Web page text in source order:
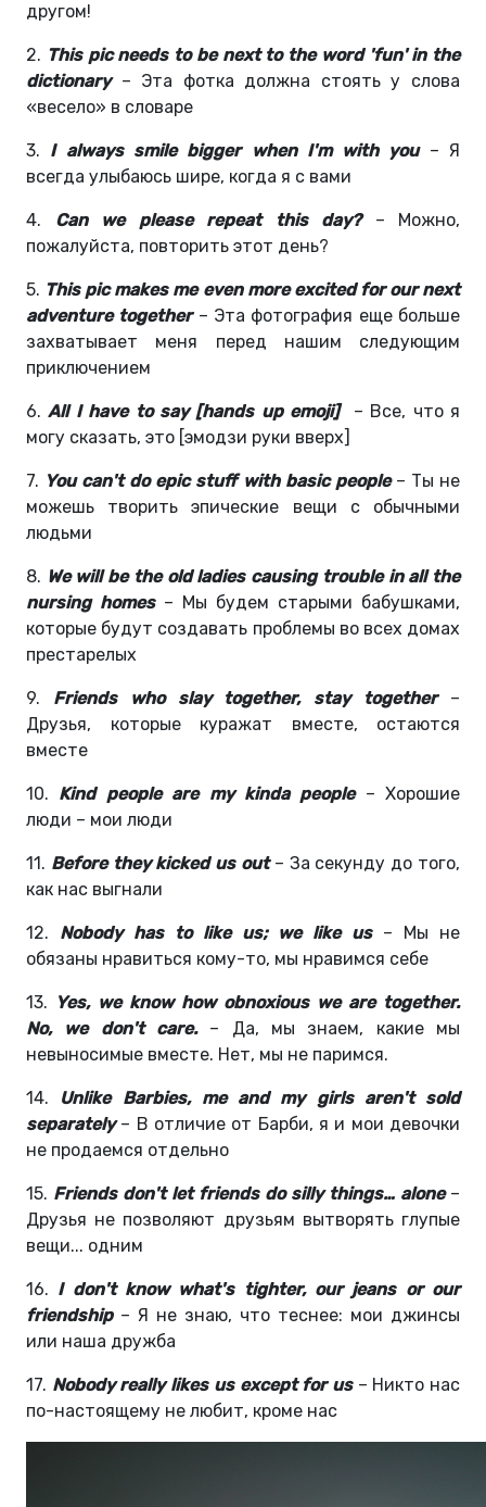
другом!
2. This pic needs to be next to the word 'fun' in the
dictionary– Эта фотка должна стоять у слова
«весело» в словаре
3. I always smile bigger when I'm with you– Я
всегда улыбаюсь шире, когда я с вами
4. Can we please repeat this day?– Можно,
пожалуйста, повторить этот день?
5. This pic makes me even more excited for our next
adventure together– Эта фотография еще больше
захватывает меня перед нашим следующим
приключением
6.All I have to say [hands up emoji]– Все, что я
могу сказать, это [эмодзи руки вверх]
7. You can't do epic stuff with basic people– Ты не
можешь творить эпические вещи с обычными
людьми
8. We will be the old ladies causing trouble in all the
nursing homes– Мы будем старыми бабушками,
которые будут создавать проблемы во всех домах
престарелых
9. Friends who slay together, stay together–
Друзья, которые куражат вместе, остаются
вместе
10. Kind people are my kinda people– Хорошие
люди – мои люди
11. Before they kicked us out– За секунду до того,
как нас выгнали
12. Nobody has to like us; we like us – Мы не
обязаны нравиться кому-то, мы нравимся себе
13. Yes, we know how obnoxious we are together.
No, we don't care.– Да, мы знаем, какие мы
невыносимые вместе. Нет, мы не паримся.
14. Unlike Barbies, me and my girls aren't sold
separately– В отличие от Барби, я и мои девочки
не продаемся отдельно
15. Friends don't let friends do silly things… alone–
Друзья не позволяют друзьям вытворять глупые
вещи... одним
16. I don't know what's tighter, our jeans or our
friendship– Я не знаю, что теснее: мои джинсы
или наша дружба
17. Nobody really likes us except for us– Никто нас
по-настоящему не любит, кроме нас